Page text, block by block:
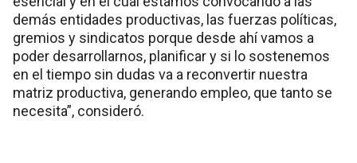
demás entidades productivas, las fuerzas políticas,
gremios y sindicatos porque desde ahí vamos a
poder desarrollarnos, planificar y si lo sostenemos
en el tiempo sin dudas va a reconvertir nuestra
matriz productiva, generando empleo, que tanto se
necesita”, consideró.